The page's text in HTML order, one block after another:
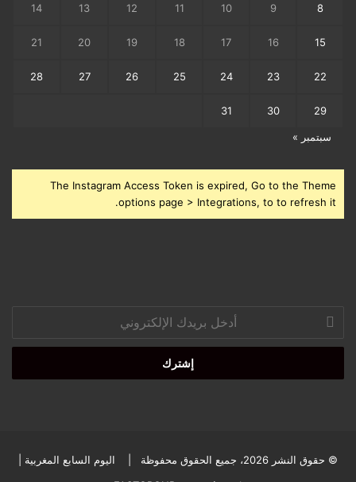
8
9
10
11
12
13
14
15
16
17
18
19
20
21
22
23
24
25
26
27
28
29
30
31
سبتمبر »
The Instagram Access Token is expired, Go to the Theme
options page > Integrations, to to refresh it.
بريدك
الإلكتروني
© حقوق النشر 2026، جميع الحقوق محفوظة | اليوم السابع المغربية